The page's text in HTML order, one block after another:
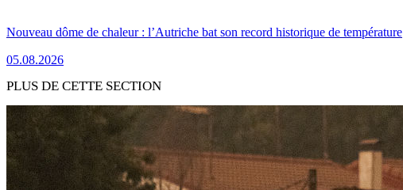
Nouveau dôme de chaleur : l’Autriche bat son record historique de température
05.08.2026
PLUS DE CETTE SECTION